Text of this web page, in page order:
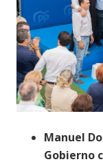
Manuel
Gobierno